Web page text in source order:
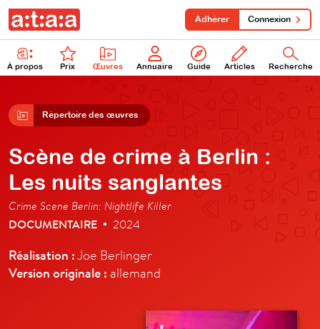
À propos Prix Œuvres Annuaire Guide Articles Recherche
Adhérer Connexion
Répertoire des œuvres
Scène de crime à Berlin :
Les nuits sanglantes
Crime Scene Berlin: Nightlife Killer
DOCUMENTAIRE • 2024
Réalisation :Joe Berlinger
Version originale : allemand